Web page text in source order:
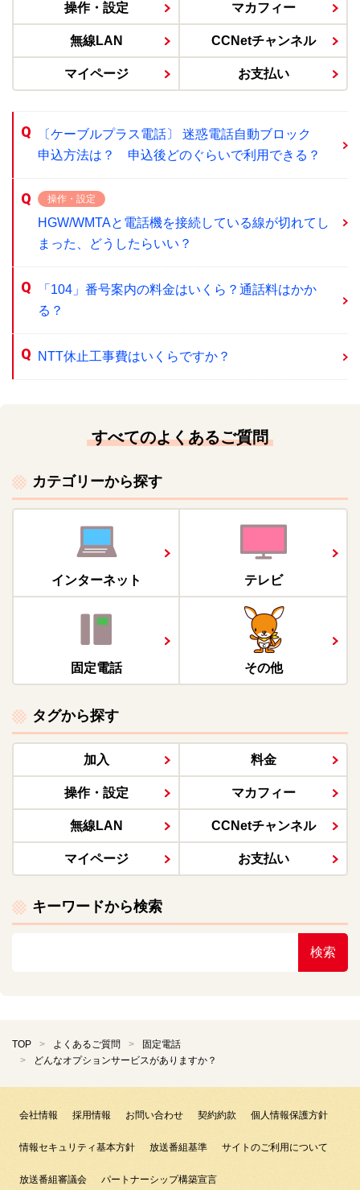
操作・設定 マカフィー
無線LAN CCNetチャンネル
マイページ お支払い
〔ケーブルプラス電話〕 迷惑電話自動ブロック
申込方法は？ 申込後どのぐらいで利用できる？
操作・設定
HGW/WMTAと電話機を接続している線が切れてし
まった、どうしたらいい？
「104」番号案内の料金はいくら？通話料はかか
る？
NTT休止工事費はいくらですか？
すべてのよくあるご質問
カテゴリーから探す
インターネット テレビ
固定電話 その他
タグから探す
加入 料金
操作・設定 マカフィー
無線LAN CCNetチャンネル
マイページ お支払い
キーワードから検索
検索
TOP よくあるご質問
固定電話
どんなオプションサービスがありますか？
会社情報 採用情報 お問い合わせ 契約約款 個人情報保護方針
情報セキュリティ基本方針 放送番組基準 サイトのご利用について
放送番組審議会 パートナーシップ構築宣言